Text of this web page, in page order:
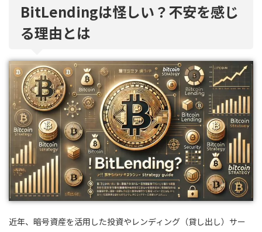
BitLendingは怪しい？不安を感じ
る理由とは
近年、暗号資産を活用した投資やレンディング（貸し出し）サー